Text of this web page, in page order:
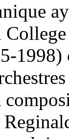
1998)